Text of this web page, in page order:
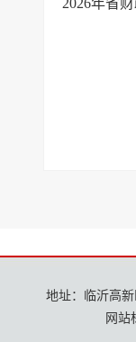
2026年省
地址：临沂高
网站